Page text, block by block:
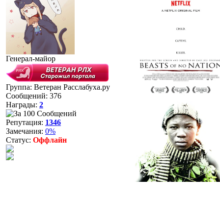
Генерал-майор
Группа: Ветеран Расслабуха.ру
Сообщений: 376
Награды: 2
Репутация: 1346
Замечания: 0%
Статус: Оффлайн